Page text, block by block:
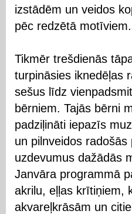
izstādēm un veidos
pēc redzētā motīviem.
Tikmēr trešdienās
turpināsies iknedēļas
sešus līdz
bērniem. Tajās bērni
padziļināti iepazīs
un pilnveidos
uzdevumus dažādās
Janvāra programmā
akrilu, eļļas krītiņiem,
akvareļkrāsām un